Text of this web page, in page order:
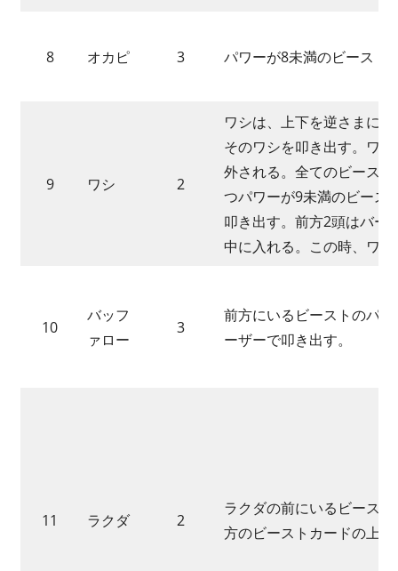
8 オカピ 3 パワーが8未満のビースト
9 ワシ 2
ワシは、上下を逆さまに
そのワシを叩き出す。ワ
外される。全てのビース
つパワーが9未満のビース
叩き出す。前方2頭はバー
中に入れる。この時、ワ
10
バッフ
ァロー
3
前方にいるビーストのパ
ーザーで叩き出す。
11 ラクダ 2
ラクダの前にいるビース
方のビーストカードの上